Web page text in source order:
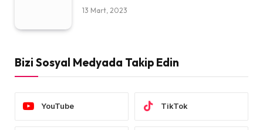
13 Mart, 2023
Bizi Sosyal Medyada Takip Edin
YouTube TikTok